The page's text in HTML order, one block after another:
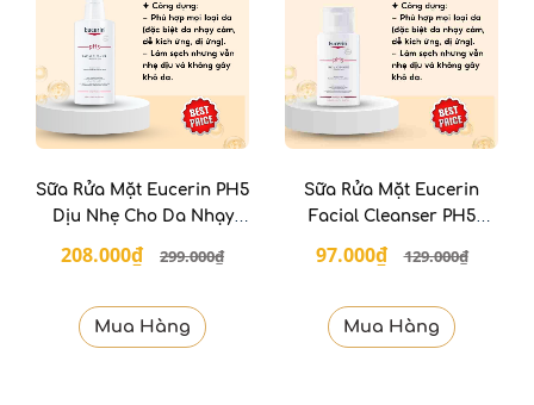
Sữa Rửa Mặt Eucerin PH5
Dịu Nhẹ Cho Da Nhạy
Cảm 400ml
208.000₫ 299.000₫
Mua Hàng
Sữa Rửa Mặt Eucerin
Facial Cleanser PH5
Sensitive Skin 100Ml
97.000₫ 129.000₫
Mua Hàng